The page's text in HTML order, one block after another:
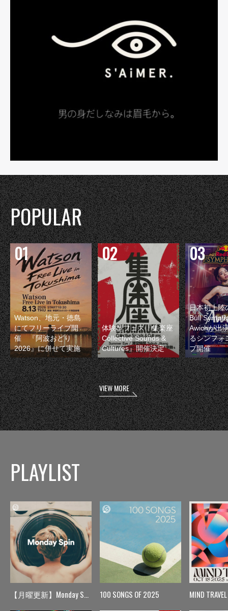
POPULAR
Watson、地元・徳島
にてフリーライブ開
催 『阿波おどり
2026』に併せて実施
体験型フェス『集楽座
Collective Sounds &
Cultures』開催決定
日本初上陸
Bull
Awichが出
るシンフォ
ブ開催
VIEW MORE
PLAYLIST
【月曜更新】Monday Spin 100 SONGS OF 2025 MIND TRAVEL